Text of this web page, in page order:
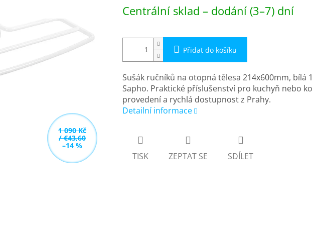
1 090 Kč
/ €43,60
–14 %
cena:
Centrální sklad – dodání (3–7) dní
Přidat do košíku
Sušák ručníků na otopná tělesa 214x600mm, bílá
Sapho. Praktické příslušenství pro kuchyň nebo
provedení a rychlá dostupnost z Prahy.
Detailní informace
TISK ZEPTAT SE SDÍLET